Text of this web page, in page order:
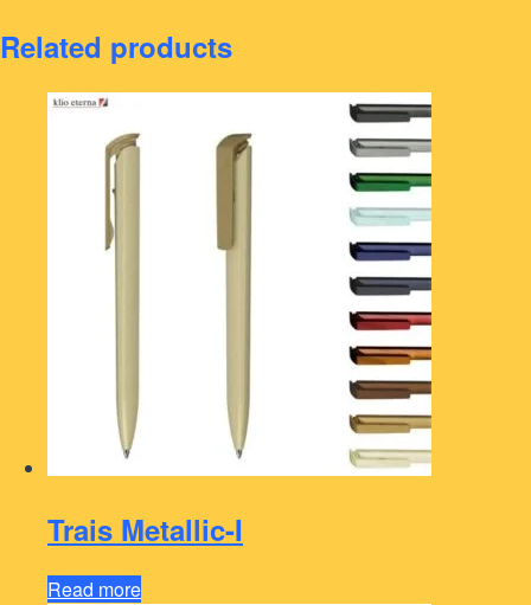
Related products
Trais Metallic-I
Read more